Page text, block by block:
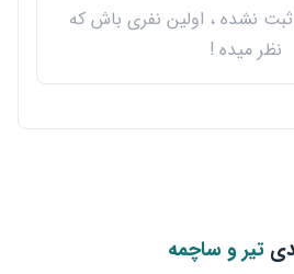
نشده ، اولین نفری باش که
نظر میده !
تیر و ساچمه